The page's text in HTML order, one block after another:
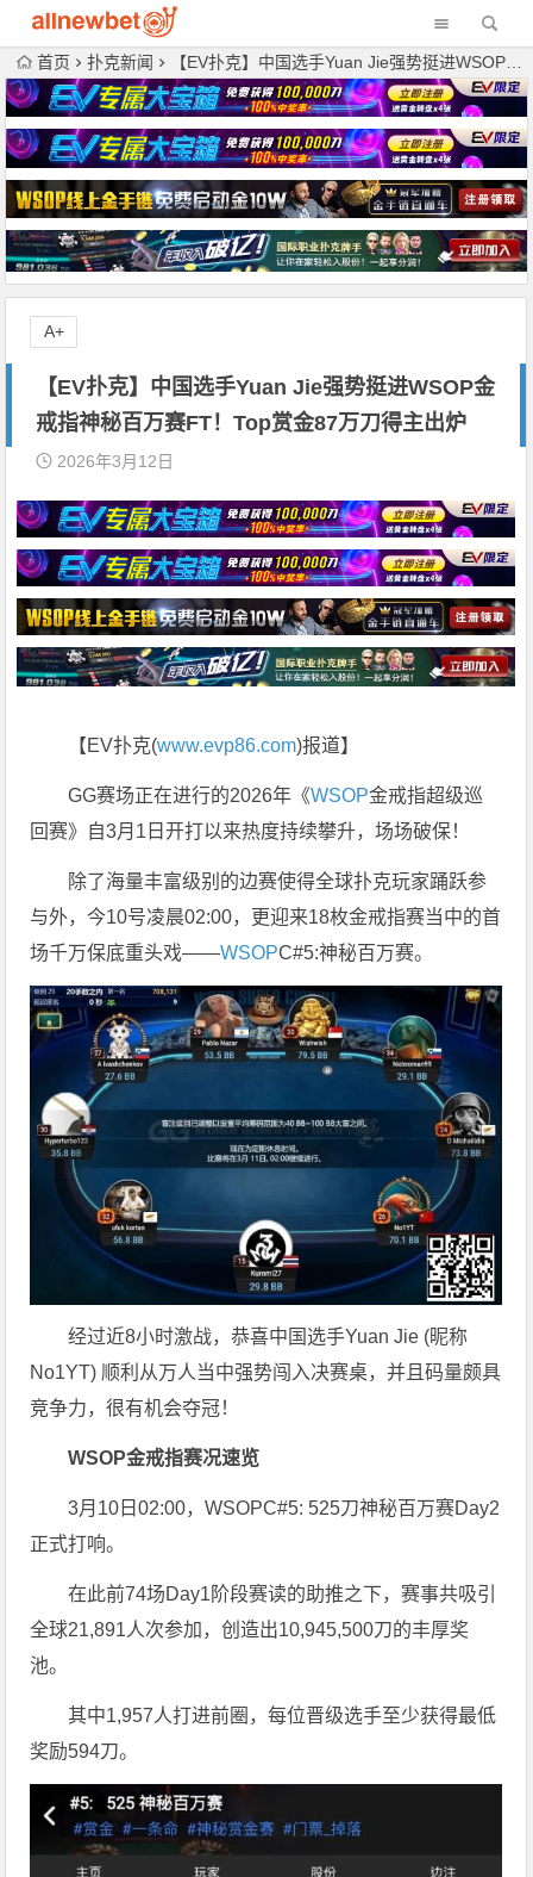
首页 扑克新闻 【EV扑克】中国选手Yuan Jie强势挺进WSOP金戒指神秘百万赛FT！Top赏金87万刀得主出炉
【EV扑克】中国选手Yuan Jie强势挺进WSOP金
戒指神秘百万赛FT！Top赏金87万刀得主出炉
2026年3月12日
【EV扑克(www.evp86.com)报道】
GG赛场正在进行的2026年《WSOP金戒指超级巡
回赛》自3月1日开打以来热度持续攀升，场场破保！
除了海量丰富级别的边赛使得全球扑克玩家踊跃参
与外，今10号凌晨02:00，更迎来18枚金戒指赛当中的首
场千万保底重头戏——WSOPC#5:神秘百万赛。
经过近8小时激战，恭喜中国选手Yuan Jie (昵称
No1YT) 顺利从万人当中强势闯入决赛桌，并且码量颇具
竞争力，很有机会夺冠！
WSOP金戒指赛况速览
3月10日02:00，WSOPC#5: 525刀神秘百万赛Day2
正式打响。
在此前74场Day1阶段赛读的助推之下，赛事共吸引
全球21,891人次参加，创造出10,945,500刀的丰厚奖
池。
其中1,957人打进前圈，每位晋级选手至少获得最低
奖励594刀。
A+